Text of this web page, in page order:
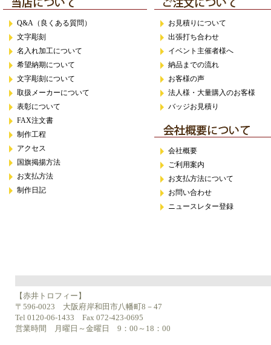
Q&A（良くある質問）
文字彫刻
名入れ加工について
希望納期について
文字彫刻について
取扱メーカーについて
表彰について
FAX注文書
制作工程
アクセス
国旗掲揚方法
お支払方法
制作日記
お見積りについて
出張打ち合わせ
イベント主催者様へ
納品までの流れ
お客様の声
法人様・大量購入のお客様
バッジお見積り
会社概要
ご利用案内
お支払方法について
お問い合わせ
ニュースレター登録
【赤井トロフィー】
〒596-0023 大阪府岸和田市八幡町8－47
Tel 0120-06-1433 Fax 072-423-0695
営業時間 月曜日～金曜日 9：00～18：00